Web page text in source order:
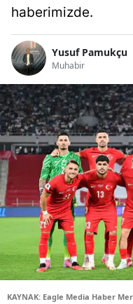
haberimizde.
Yusuf Pamukçu
Muhabir
KAYNAK: Eagle Media Haber